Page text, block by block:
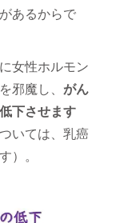
あるからで
女性ホルモン
邪魔し、 がん
下させます
いては、乳癌
）。